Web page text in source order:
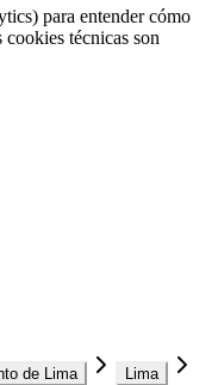
para entender cómo
técnicas son
de Lima Lima